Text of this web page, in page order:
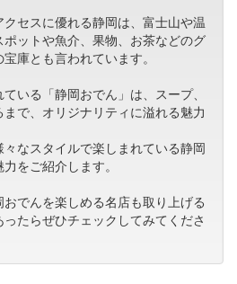
セスに優れる静岡は、富士山や温
ットや魚介、果物、お茶などのグ
庫とも言われています。
いる「静岡おでん」は、スープ、
で、オリジナリティに溢れる魅力
なスタイルで楽しまれている静岡
をご紹介します。
でんを楽しめる名店も取り上げる
たらぜひチェックしてみてくださ